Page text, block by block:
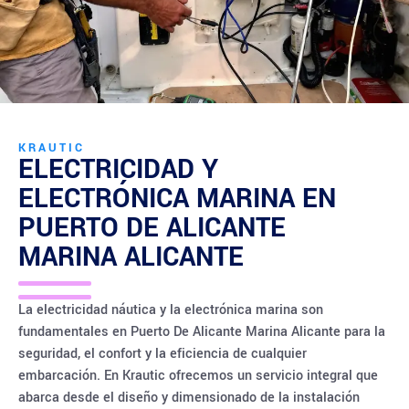
KRAUTIC
ELECTRICIDAD Y
ELECTRÓNICA MARINA EN
PUERTO DE ALICANTE
MARINA ALICANTE
La electricidad náutica y la electrónica marina son
fundamentales en Puerto De Alicante Marina Alicante para la
seguridad, el confort y la eficiencia de cualquier
embarcación. En Krautic ofrecemos un servicio integral que
abarca desde el diseño y dimensionado de la instalación